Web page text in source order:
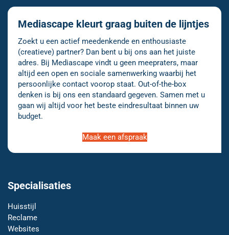
Mediascape kleurt graag buiten de lijntjes
Zoekt u een actief meedenkende en enthousiaste
(creatieve) partner? Dan bent u bij ons aan het juiste
adres. Bij Mediascape vindt u geen meepraters, maar
altijd een open en sociale samenwerking waarbij het
persoonlijke contact voorop staat. Out-of-the-box
denken is bij ons een standaard gegeven. Samen met u
gaan wij altijd voor het beste eindresultaat binnen uw
budget.
Maak een afspraak
Specialisaties
Huisstijl
Reclame
Websites